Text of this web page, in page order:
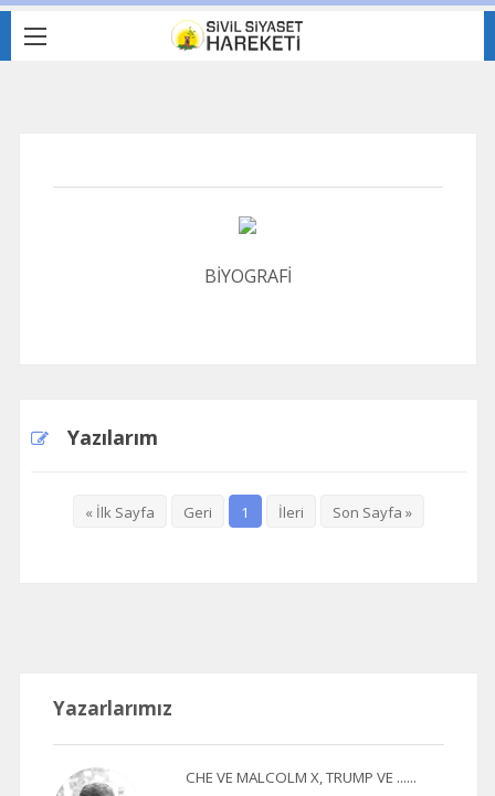
BİYOGRAFİ
Yazılarım
« İlk Sayfa Geri 1 İleri Son Sayfa »
Yazarlarımız
CHE VE MALCOLM X, TRUMP VE ......